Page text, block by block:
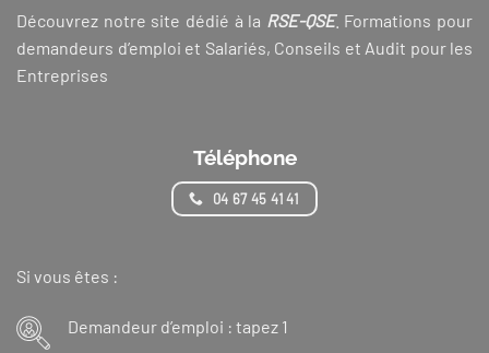
Découvrez notre site dédié à la RSE-QSE. Formations pour
demandeurs d’emploi et Salariés, Conseils et Audit pour les
Entreprises
Téléphone
04 67 45 41 41
Si vous êtes :
Demandeur d’emploi : tapez 1